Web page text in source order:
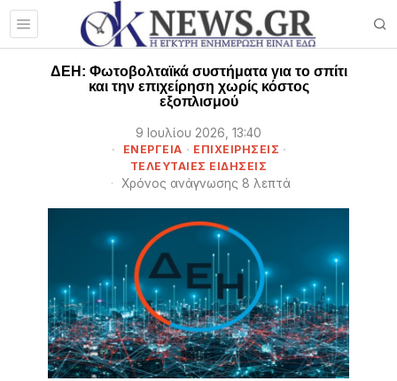
ΔΕΗ: Φωτοβολταϊκά συστήματα για το σπίτι
και την επιχείρηση χωρίς κόστος
εξοπλισμού
9 Ιουλίου 2026, 13:40
ΕΝΕΡΓΕΙΑ · ΕΠΙΧΕΙΡΉΣΕΙΣ ·
ΤΕΛΕΥΤΑΙΕΣ ΕΙΔΗΣΕΙΣ
Χρόνος ανάγνωσης 8 λεπτά